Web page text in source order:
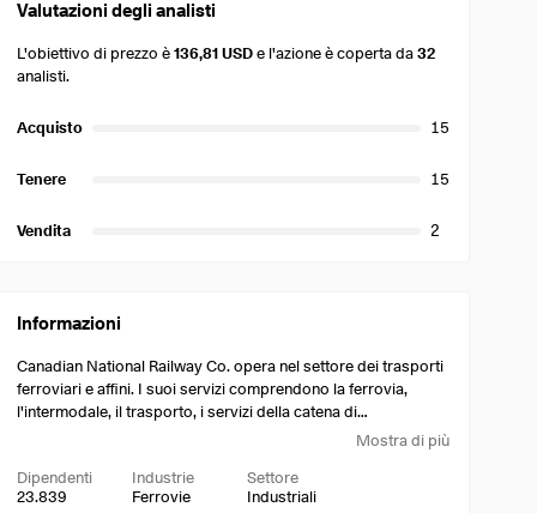
Valutazioni degli analisti
L'obiettivo di prezzo è136,81 USDe l'azione è coperta da32
analisti.
Acquisto 15
Tenere 15
Vendita 2
Informazioni
Canadian National Railway Co. opera nel settore dei trasporti
ferroviari e affini. I suoi servizi comprendono la ferrovia,
l'intermodale, il trasporto, i servizi della catena di
approvvigionamento, lo sviluppo commerciale e le mappe e
carbone, dei fertilizzanti, dei prodotti alimentari e delle
bevande, dei prodotti forestali, dei carichi dimensionali, dei
Mostra di più
Dipendenti
23.839
Industrie
Ferrovie
Settore
Industriali